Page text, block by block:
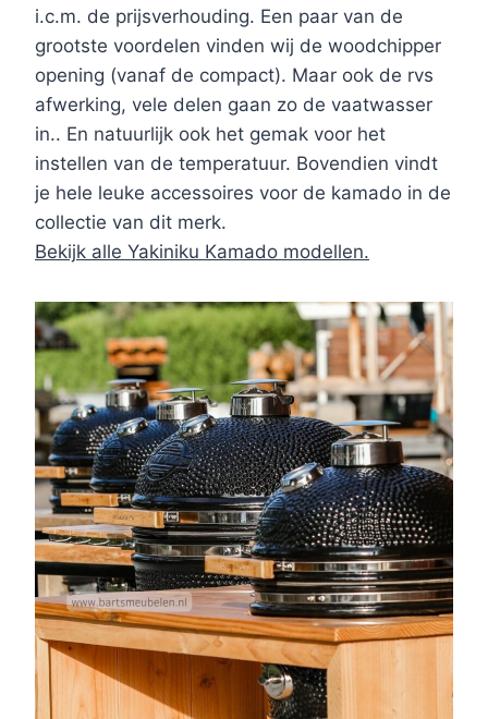
i.c.m. de prijsverhouding. Een paar van de
grootste voordelen vinden wij de woodchipper
opening (vanaf de compact). Maar ook de rvs
afwerking, vele delen gaan zo de vaatwasser
in.. En natuurlijk ook het gemak voor het
instellen van de temperatuur. Bovendien vindt
je hele leuke accessoires voor de kamado in de
collectie van dit merk.
Bekijk alle Yakiniku Kamado modellen.